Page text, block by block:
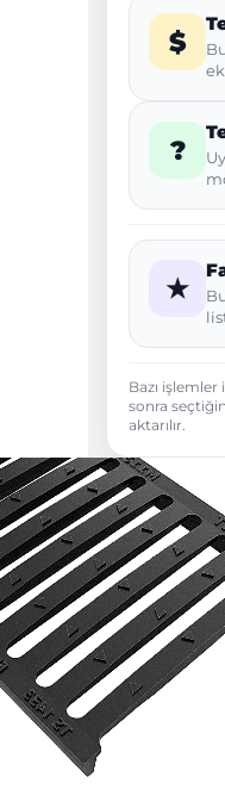
$
?
★
Bazı işlemler
sonra
aktarılır.